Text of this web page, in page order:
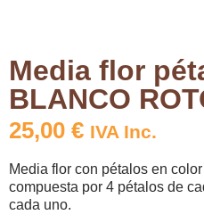
Media flor
BLANCO
25,00 € IVA Inc.
Media flor con pétalos en
compuesta por 4 pétalos de
cada uno.